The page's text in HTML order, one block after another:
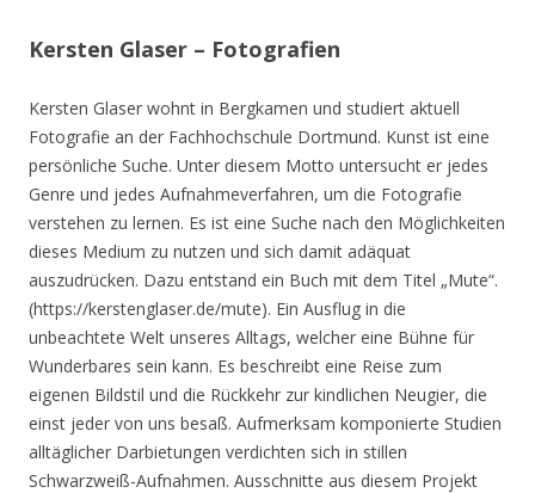
Kersten Glaser – Fotografien
Kersten Glaser wohnt in Bergkamen und studiert aktuell
Fotografie an der Fachhochschule Dortmund. Kunst ist eine
persönliche Suche. Unter diesem Motto untersucht er jedes
Genre und jedes Aufnahmeverfahren, um die Fotografie
verstehen zu lernen. Es ist eine Suche nach den Möglichkeiten
dieses Medium zu nutzen und sich damit adäquat
auszudrücken. Dazu entstand ein Buch mit dem Titel „Mute“.
(https://kerstenglaser.de/mute). Ein Ausflug in die
unbeachtete Welt unseres Alltags, welcher eine Bühne für
Wunderbares sein kann. Es beschreibt eine Reise zum
eigenen Bildstil und die Rückkehr zur kindlichen Neugier, die
einst jeder von uns besaß. Aufmerksam komponierte Studien
alltäglicher Darbietungen verdichten sich in stillen
Schwarzweiß-Aufnahmen. Ausschnitte aus diesem Projekt